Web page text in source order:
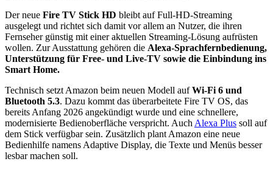
Der neue Fire TV Stick HD bleibt auf Full-HD-Streaming
ausgelegt und richtet sich damit vor allem an Nutzer, die ihren
Fernseher günstig mit einer aktuellen Streaming-Lösung aufrüsten
wollen. Zur Ausstattung gehören die Alexa-Sprachfernbedienung,
Unterstützung für Free- und Live-TV sowie die Einbindung ins
Smart Home.
Technisch setzt Amazon beim neuen Modell aufWi-Fi 6 und
Bluetooth 5.3. Dazu kommt das überarbeitete Fire TV OS, das
bereits Anfang 2026 angekündigt wurde und eine schnellere,
modernisierte Bedienoberfläche verspricht. Auch Alexa Plus soll auf
dem Stick verfügbar sein. Zusätzlich plant Amazon eine neue
Bedienhilfe namens Adaptive Display, die Texte und Menüs besser
lesbar machen soll.